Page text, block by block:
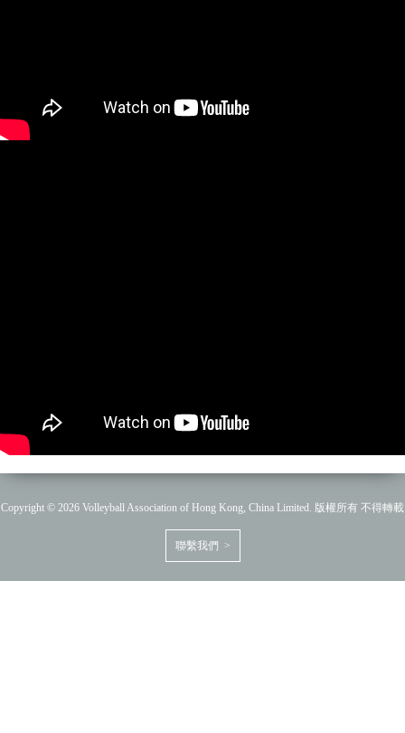
Copyright © 2026 Volleyball Association of Hong Kong, China Limited. 版權所有 不得轉載
聯繫我們 >